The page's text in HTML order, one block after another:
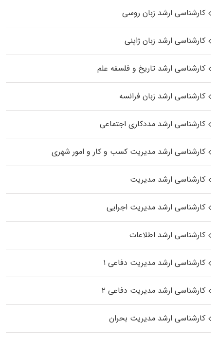
کارشناسی ارشد زبان روسی
کارشناسی ارشد زبان ژاپنی
کارشناسی ارشد تاریخ و فلسفه علم
کارشناسی ارشد زبان فرانسه
کارشناسی ارشد مددکاری اجتماعی
کارشناسی ارشد مدیریت کسب و کار و امور شهری
کارشناسی ارشد مدیریت
کارشناسی ارشد مدیریت اجرایی
کارشناسی ارشد اطلاعات
کارشناسی ارشد مدیریت دفاعی ۱
کارشناسی ارشد مدیریت دفاعی ۲
کارشناسی ارشد مدیریت بحران